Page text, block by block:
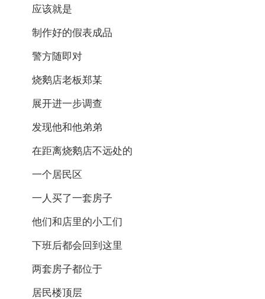
应该就是
制作好的假表成品
警方随即对
烧鹅店老板郑某
展开进一步调查
发现他和他弟弟
在距离烧鹅店不远处的
一个居民区
一人买了一套房子
他们和店里的小工们
下班后都会回到这里
两套房子都位于
居民楼顶层